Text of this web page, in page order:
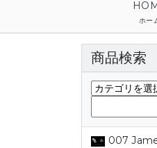
ホー
商品検索
007